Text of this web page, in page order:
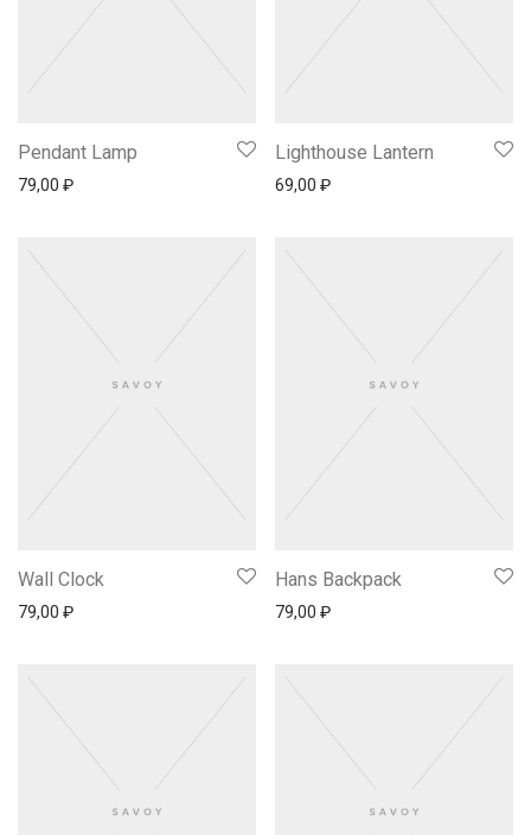
Pendant Lamp
79,00 ₽
Lighthouse Lantern
69,00 ₽
Wall Clock
79,00 ₽
Hans Backpack
79,00 ₽